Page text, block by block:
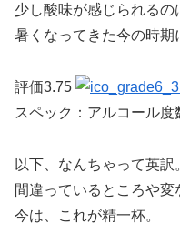
少し酸味が感じられるの
暑くなってきた今の時期
評価3.75
スペック：アルコール度
以下、なんちゃって英訳
間違っているところや変
今は、これが精一杯。